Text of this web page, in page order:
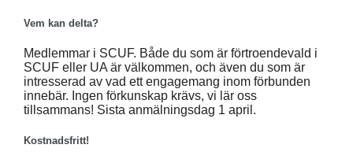
Vem kan delta?
Medlemmar i SCUF. Både du som är förtroendevald i
SCUF eller UA är välkommen, och även du som är
intresserad av vad ett engagemang inom förbunden
innebär. Ingen förkunskap krävs, vi lär oss
tillsammans! Sista anmälningsdag 1 april.
Kostnadsfritt!